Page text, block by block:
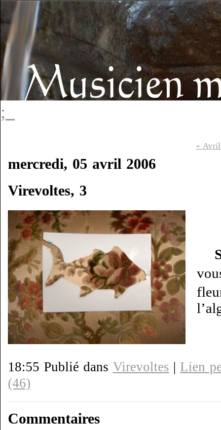
;_
«
mercredi, 05 avril 2006
Virevoltes, 3
18:55 Publié dans Virevoltes | Lien
(46)
Commentaires